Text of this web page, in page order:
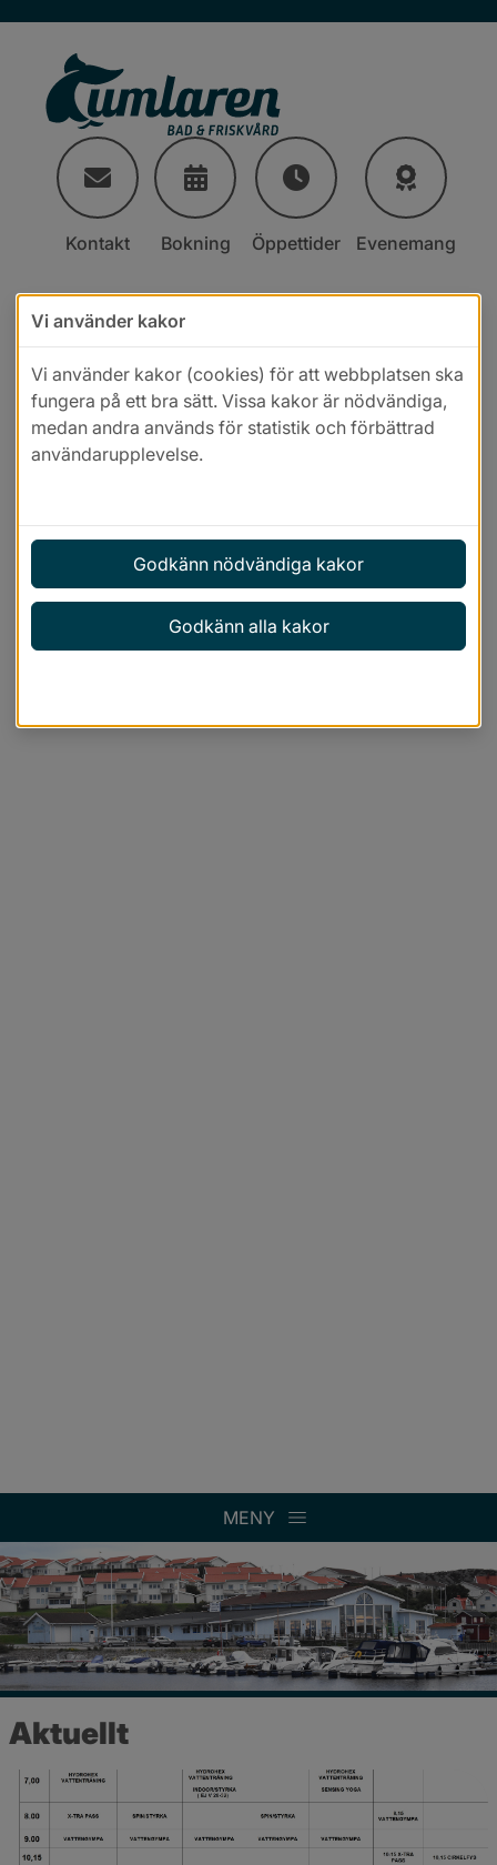
Kontakt Bokning Öppettider Evenemang
MENY
Aktuellt
Vi använder kakor
Vi använder kakor (cookies) för att webbplatsen ska
fungera på ett bra sätt. Vissa kakor är nödvändiga,
medan andra används för statistik och förbättrad
användarupplevelse.
Godkänn nödvändiga kakor
Godkänn alla kakor